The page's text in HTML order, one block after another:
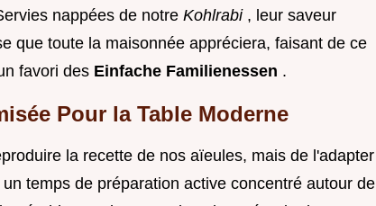
nappées de notre Kohlrabi , leur saveur
que toute la maisonnée appréciera, faisant de ce
favori des Einfache Familienessen .
Pour la Table Moderne
la recette de nos aïeules, mais de l'adapter
temps de préparation active concentré autour de